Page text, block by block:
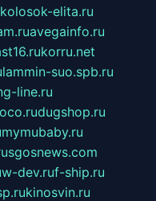
kolosok-elita.ru
avegainfo.ru
korru.net
lammin-suo.spb.ru
line.ru
dugshop.ru
mymubaby.ru
w-dev.ruf-ship.ru
kinosvin.ru